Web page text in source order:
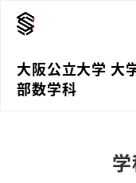
大阪公立大学 大
部数学科